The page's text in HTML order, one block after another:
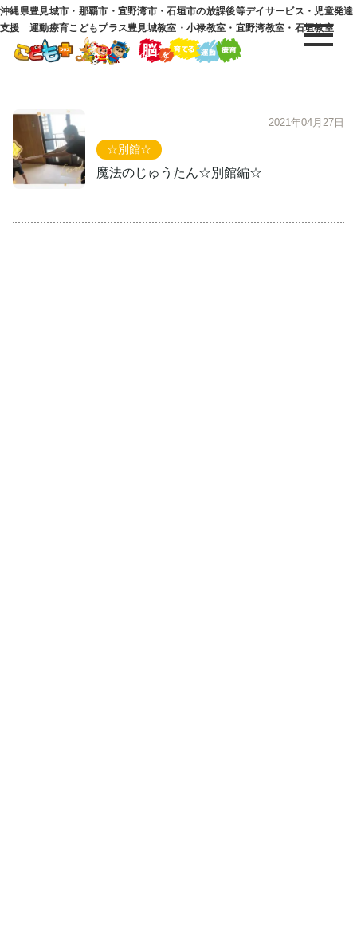
沖縄県豊見城市・那覇市・宜野湾市・石垣市の放課後等デイサービス・児童発達
支援 運動療育こどもプラス豊見城教室・小禄教室・宜野湾教室・石垣教室
☆別館☆
魔法のじゅうたん☆別館編☆
2021年04月27日